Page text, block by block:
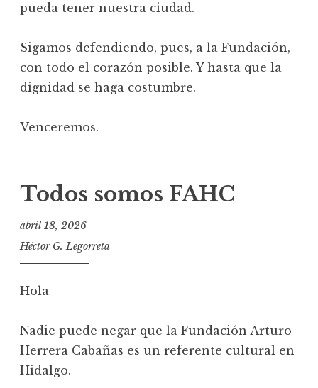
pueda tener nuestra ciudad.
Sigamos defendiendo, pues, a la Fundación,
con todo el corazón posible. Y hasta que la
dignidad se haga costumbre.
Venceremos.
Todos somos FAHC
abril 18, 2026
Héctor G. Legorreta
Hola
Nadie puede negar que la Fundación Arturo
Herrera Cabañas es un referente cultural en
Hidalgo.